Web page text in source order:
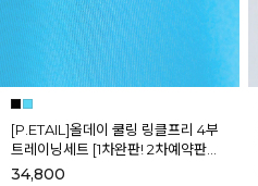
[P.ETAIL]올데이 쿨링 링클프리 4부
트레이닝세트 [1차완판! 2차예약판매]
[블랙L] 8월셋째주 순차배송
34,800